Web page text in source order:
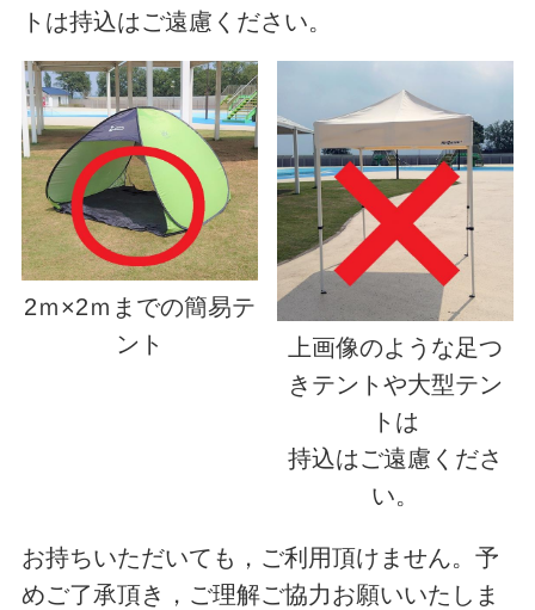
トは持込はご遠慮ください。
2ｍ×2ｍまでの簡易テ
ント
上画像のような足つ
きテントや大型テン
トは
持込はご遠慮くださ
い。
お持ちいただいても，ご利用頂けません。予
めご了承頂き，ご理解ご協力お願いいたしま